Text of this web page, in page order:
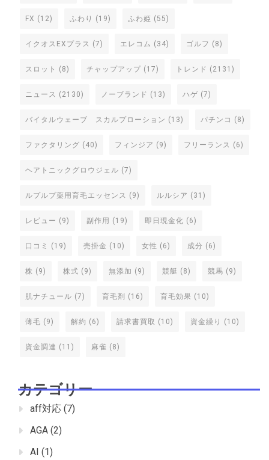
FX (12) ふわり (19) ふわ姫 (55)
イクオスEXプラス (7) エレコム (34) ゴルフ (8)
スロット (8) チャップアップ (17) トレンド (2131)
ニュース (2130) ノーブランド (13) ハゲ (7)
バイタルウェーブ スカルプローション (13) パチンコ (8)
ファクタリング (40) フィンジア (9) フリーランス (6)
ヘアトニックグロウジェル (7)
ルプルプ薬用育毛エッセンス (9) ルルシア (31)
レビュー (9) 副作用 (19) 即日現金化 (6)
口コミ (19) 売掛金 (10) 女性 (6) 成分 (6)
株 (9) 株式 (9) 無添加 (9) 競艇 (8) 競馬 (9)
肌ナチュール (7) 育毛剤 (16) 育毛効果 (10)
薄毛 (9) 解約 (6) 請求書買取 (10) 資金繰り (10)
資金調達 (11) 麻雀 (8)
カテゴリー
aff対応 (7)
AGA (2)
AI (1)